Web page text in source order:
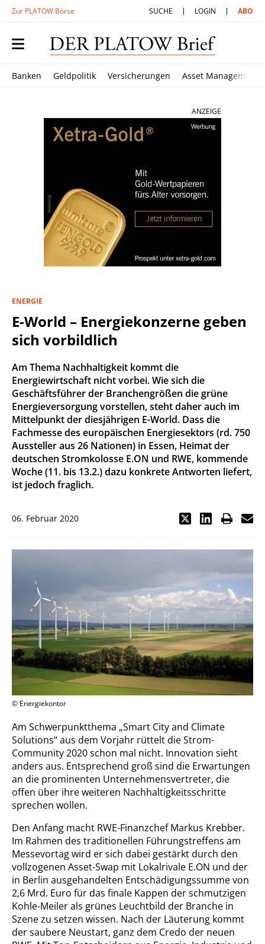
Zur PLATOW Börse SUCHE LOGIN ABO
Banken Geldpolitik Versicherungen Asset Management
ANZEIGE
ENERGIE
E-World – Energiekonzerne geben
sich vorbildlich
Am Thema Nachhaltigkeit kommt die
Energiewirtschaft nicht vorbei. Wie sich die
Geschäftsführer der Branchengrößen die grüne
Energieversorgung vorstellen, steht daher auch im
Mittelpunkt der diesjährigen E-World. Dass die
Fachmesse des europäischen Energiesektors (rd. 750
Aussteller aus 26 Nationen) in Essen, Heimat der
deutschen Stromkolosse E.ON und RWE, kommende
Woche (11. bis 13.2.) dazu konkrete Antworten liefert,
ist jedoch fraglich.
06. Februar 2020
© Energiekontor
Am Schwerpunktthema „Smart City and Climate
Solutions“ aus dem Vorjahr rüttelt die Strom-
Community 2020 schon mal nicht. Innovation sieht
anders aus. Entsprechend groß sind die Erwartungen
an die prominenten Unternehmensvertreter, die
offen über ihre weiteren Nachhaltigkeitsschritte
sprechen wollen.
Den Anfang macht RWE-Finanzchef Markus Krebber.
Im Rahmen des traditionellen Führungstreffens am
Messevortag wird er sich dabei gestärkt durch den
vollzogenen Asset-Swap mit Lokalrivale E.ON und der
in Berlin ausgehandelten Entschädigungssumme von
2,6 Mrd. Euro für das finale Kappen der schmutzigen
Kohle-Meiler als grünes Leuchtbild der Branche in
Szene zu setzen wissen. Nach der Läuterung kommt
der saubere Neustart, ganz dem Credo der neuen